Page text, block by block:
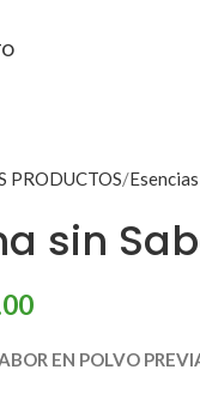
PRODUCTOS
sin
EN POLVO